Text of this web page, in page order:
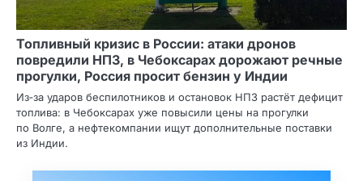
Топливный кризис в России: атаки дронов
повредили НПЗ, в Чебоксарах дорожают речные
прогулки, Россия просит бензин у Индии
Из‑за ударов беспилотников и остановок НПЗ растёт дефицит
топлива: в Чебоксарах уже повысили цены на прогулки
по Волге, а нефтекомпании ищут дополнительные поставки
из Индии.